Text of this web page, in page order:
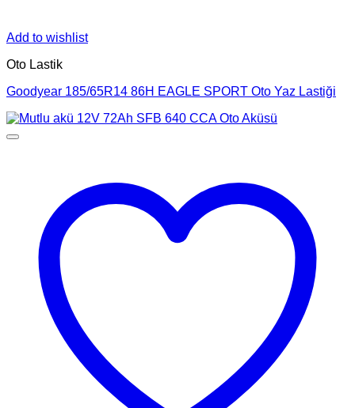
Add to wishlist
Oto Lastik
Goodyear 185/65R14 86H EAGLE SPORT Oto Yaz Lastiği